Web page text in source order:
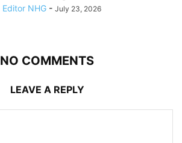
Editor NHG - July 23, 2026
NO COMMENTS
LEAVE A REPLY